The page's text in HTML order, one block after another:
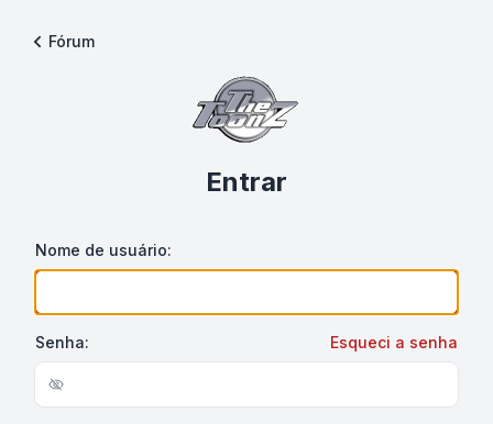
Fórum
Entrar
Nome de usuário:
Senha: Esqueci a senha
Show/hide password